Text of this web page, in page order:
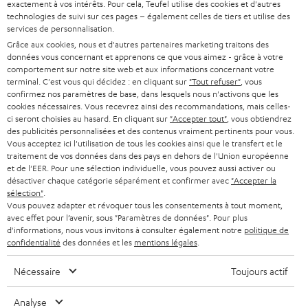
a
n
e
w
s
l
e
t
t
e
r
BARRES DE SON
STEREO
SMART HOME
BLUETOOTH
CASQUES AUDIO
CASQUES BLUETOOTH AUDIO
SYSTEMES COMPLETS
ENCEINTES
ULTIMA
ÉCOUTEURS INTRA-AURICULAIRES
CARRIÈRE
PRESSE
B2B
NEWSLETTER
MAGASINS
AVANTAGES D’ACHAT
L’HISTOIRE DE TEUFEL
ALLEMAGNE
AUTRICHE
SUISSE
PAYS-BAS
BELGIQUE
FRANCE
POLOGNE
exactement à vos intérêts. Pour cela, Teufel utilise des cookies et d'autres
technologies de suivi sur ces pages – également celles de tiers et utilise des
services de personnalisation.
Grâce aux cookies, nous et d'autres partenaires marketing traitons des
données vous concernant et apprenons ce que vous aimez - grâce à votre
comportement sur notre site web et aux informations concernant votre
terminal. C'est vous qui décidez : en cliquant sur "Tout refuser" , vous
confirmez nos paramètres de base, dans lesquels nous n'activons que les
cookies nécessaires. Vous recevrez ainsi des recommandations, mais celles-
ci seront choisies au hasard. En cliquant sur "Accepter tout" , vous obtiendrez
des publicités personnalisées et des contenus vraiment pertinents pour vous.
Vous acceptez ici l'utilisation de tous les cookies ainsi que le transfert et le
traitement de vos données dans des pays en dehors de l'Union européenne
et de l'EER. Pour une sélection individuelle, vous pouvez aussi activer ou
désactiver chaque catégorie séparément et confirmer avec "Accepter la
sélection"
Vous pouvez adapter et révoquer tous les consentements à tout moment,
avec effet pour l’avenir, sous "Paramètres de données". Pour plus
d'informations, nous vous invitons à consulter également notre politique de
confidentialité des données et les mentions légales
Nécessaire Toujours actif
Analyse